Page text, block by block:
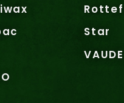
Star
VAUDE